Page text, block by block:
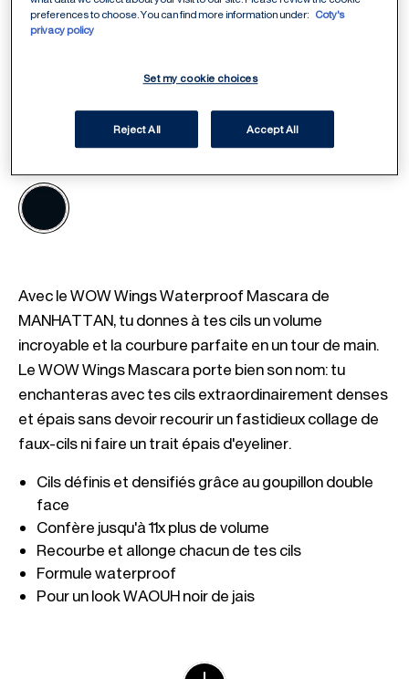
ITEM 01 (CURRENT SLIDE)
ITEM 02
Avec le WOW Wings Waterproof Mascara de
MANHATTAN, tu donnes à tes cils un volume
incroyable et la courbure parfaite en un tour de main.
Le WOW Wings Mascara porte bien son nom: tu
enchanteras avec tes cils extraordinairement denses
et épais sans devoir recourir un fastidieux collage de
Cils définis et densifiés grâce au goupillon double
Pour un look WAOUH noir de jais
preferences to choose. You can find more information under:
Coty's
privacy policy
Set my cookie choices
Reject All Accept All